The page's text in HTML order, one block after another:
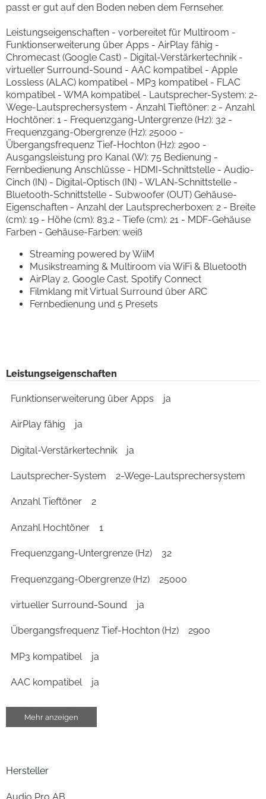
passt er gut auf den Boden neben dem Fernseher.
Leistungseigenschaften - vorbereitet für Multiroom -
Funktionserweiterung über Apps - AirPlay fähig -
Chromecast (Google Cast) - Digital-Verstärkertechnik -
virtueller Surround-Sound - AAC kompatibel - Apple
Lossless (ALAC) kompatibel - MP3 kompatibel - FLAC
kompatibel - WMA kompatibel - Lautsprecher-System: 2-
Wege-Lautsprechersystem - Anzahl Tieftöner: 2 - Anzahl
Hochtöner: 1 - Frequenzgang-Untergrenze (Hz): 32 -
Frequenzgang-Obergrenze (Hz): 25000 -
Übergangsfrequenz Tief-Hochton (Hz): 2900 -
Ausgangsleistung pro Kanal (W): 75 Bedienung -
Fernbedienung Anschlüsse - HDMI-Schnittstelle - Audio-
Cinch (IN) - Digital-Optisch (IN) - WLAN-Schnittstelle -
Bluetooth-Schnittstelle - Subwoofer (OUT) Gehäuse-
Eigenschaften - Anzahl der Lautsprecherboxen: 2 - Breite
(cm): 19 - Höhe (cm): 83.2 - Tiefe (cm): 21 - MDF-Gehäuse
Farben - Gehäuse-Farben: weiß
Streaming powered by WiiM
Musikstreaming & Multiroom via WiFi & Bluetooth
AirPlay 2, Google Cast, Spotify Connect
Filmklang mit Virtual Surround über ARC
Fernbedienung und 5 Presets
Leistungseigenschaften
Funktionserweiterung über Apps ja
AirPlay fähig ja
Digital-Verstärkertechnik ja
Lautsprecher-System 2-Wege-Lautsprechersystem
Anzahl Tieftöner 2
Anzahl Hochtöner 1
Frequenzgang-Untergrenze (Hz) 32
Frequenzgang-Obergrenze (Hz) 25000
virtueller Surround-Sound ja
Übergangsfrequenz Tief-Hochton (Hz) 2900
MP3 kompatibel ja
AAC kompatibel ja
WMA kompatibel
Mehr anzeigen
Hersteller